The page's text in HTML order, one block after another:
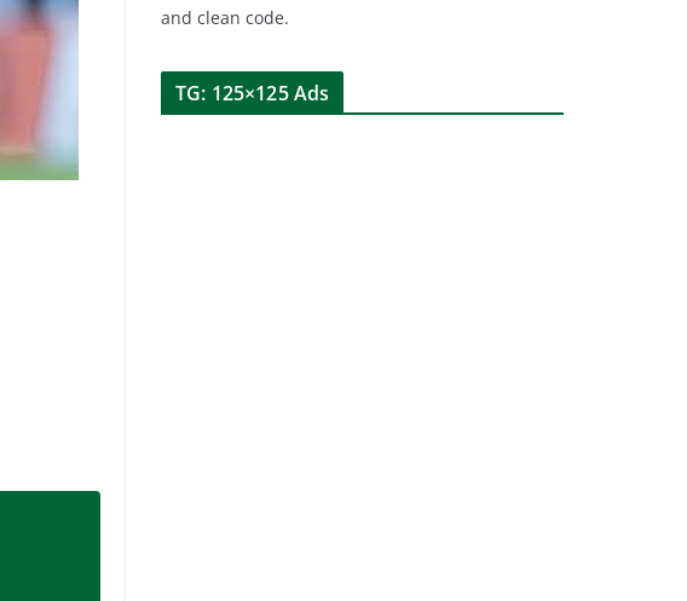
and clean code.
TG: 125×125 Ads